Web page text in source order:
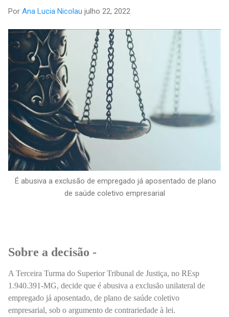
Por Ana Lucia Nicolau julho 22, 2022
É abusiva a exclusão de empregado já aposentado de plano
de saúde coletivo empresarial
Sobre a decisão -
A Terceira Turma do Superior Tribunal de Justiça, no REsp
1.940.391-MG, decide que é abusiva a exclusão unilateral de
empregado já aposentado, de plano de saúde coletivo
empresarial, sob o argumento de contrariedade à lei.